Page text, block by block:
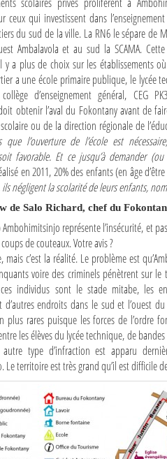
ceux qui investissent dans
du sud de la ville. La RN6 le sépare de
Ambalavola et au sud la SCAMA.
y a plus de choix sur les établissements
a une école primaire publique, le lycée
d’enseignement général, CEG
obtenir l’aval du Fokontany avant de
ou de la direction régionale de
que l’ouverture de l’école est
favorable. Et ce jusqu’à demander
en 2011, 20% des enfants (en âge
négligent la scolarité de leurs enfants,
de Salo Richard, chef du
représente l’insécurité, et
de couteaux. Votre avis ?
mais c’est la réalité. Le problème est
voire des criminels pénètrent sur le
individus sont le stade mitabe, les
d’autres endroits dans le sud et l’ouest
rares puisque les forces de l’ordre
les élèves du lycée technique, de
type d’infraction est apparu
Le territoire est très grand qu’il est difficile